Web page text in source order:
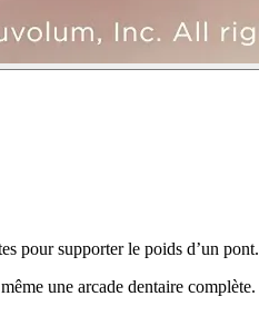
pour supporter le poids d’un pont.
une arcade dentaire complète.